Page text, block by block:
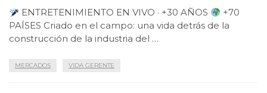
ENTRETENIMIENTO EN VIVO · +30 AÑOS
+70
PAÍSES Criado en el campo: una vida detrás de la
construcción de la industria del …
MERCADOS VIDA GERENTE